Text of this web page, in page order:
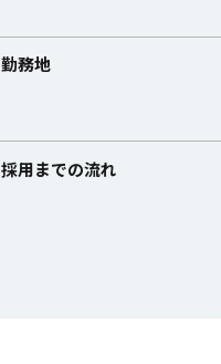
勤務地
採用までの流れ